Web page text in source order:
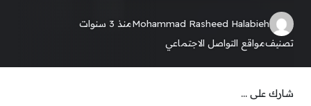
Mohammad Rasheed Halabiehمنذ 3 سنوات
تصنيفمواقع التواصل الاجتماعي
شارك على ...